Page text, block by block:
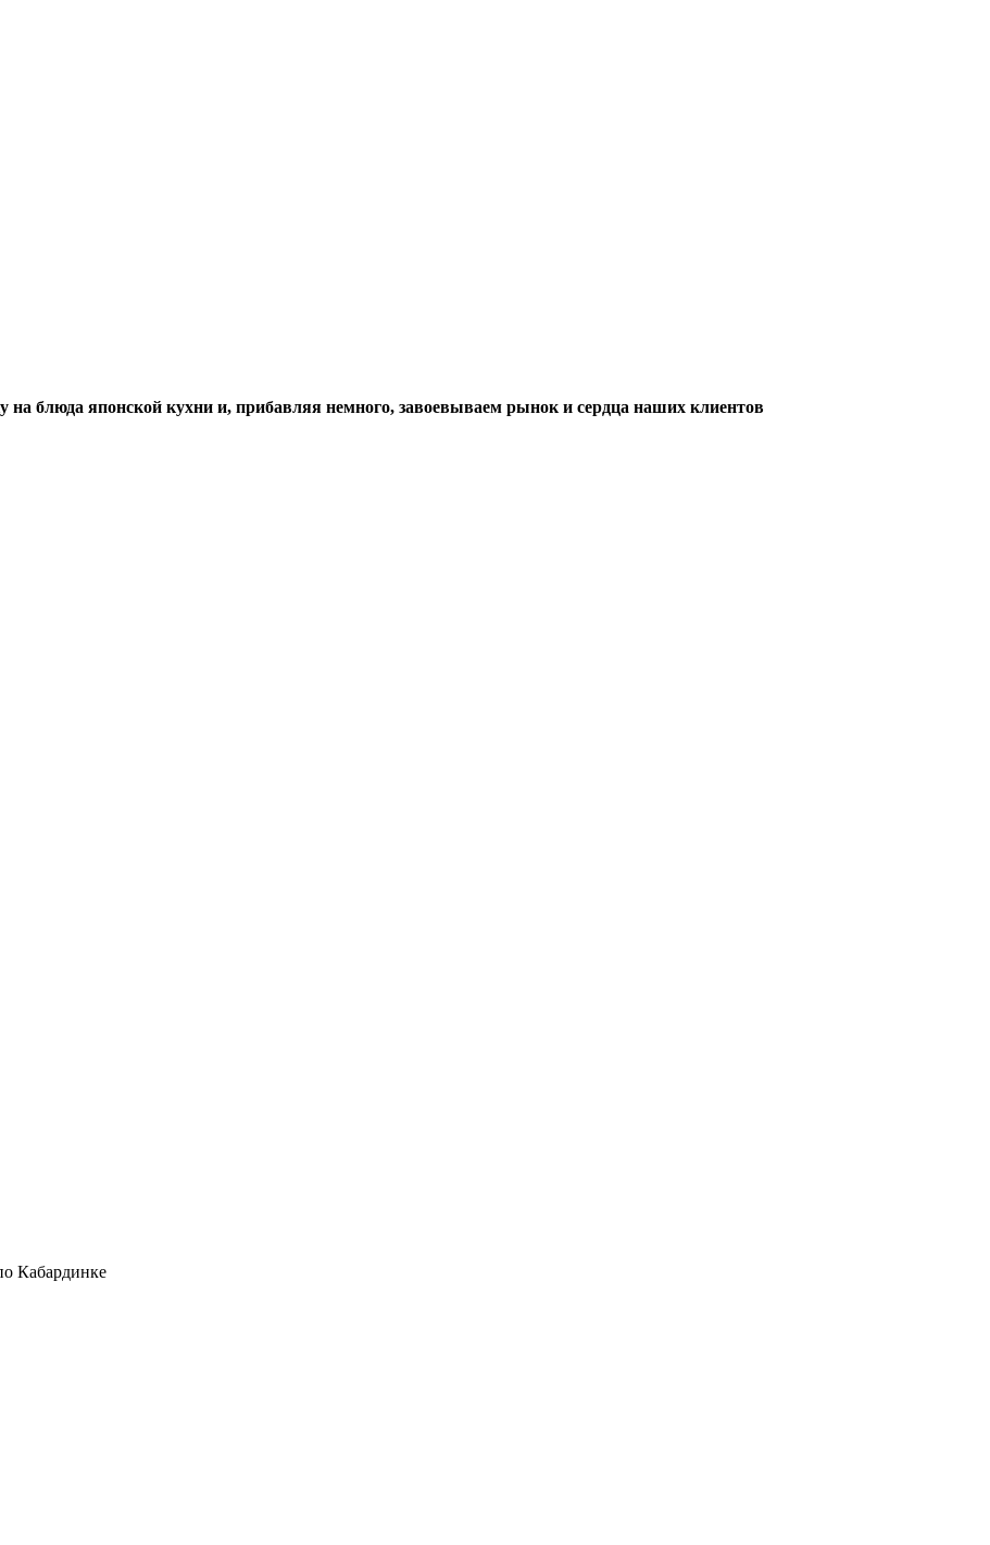
блюда японской кухни и, прибавляя немного, завоевываем рынок и сердца наших клиентов
Кабардинке